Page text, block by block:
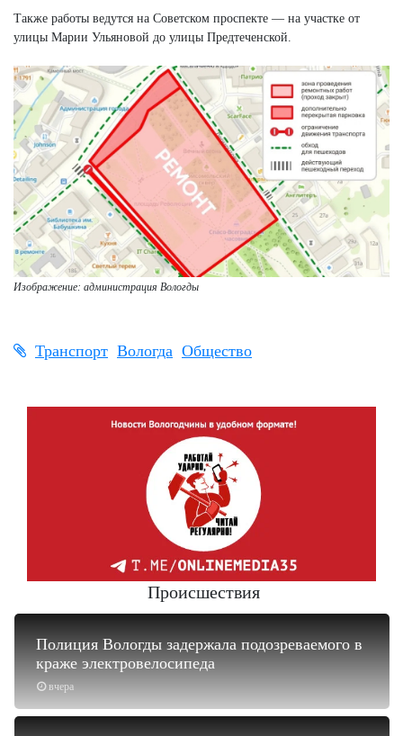
Также работы ведутся на Советском проспекте — на участке от
улицы Марии Ульяновой до улицы Предтеченской.
Изображение: администрация Вологды
Транспорт Вологда Общество
Происшествия
вчера
Полиция Вологды задержала подозреваемого в
краже электровелосипеда